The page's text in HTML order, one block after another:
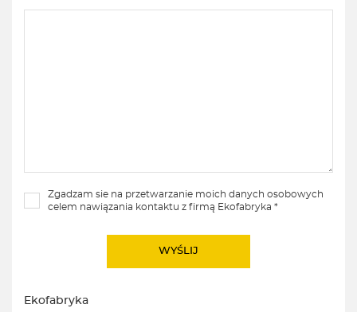
Zgadzam sie na przetwarzanie moich danych osobowych
celem nawiązania kontaktu z firmą Ekofabryka *
Ekofabryka